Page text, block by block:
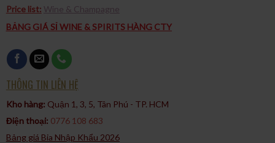
Price list: Wine & Champagne
BẢNG GIÁ SỈ WINE & SPIRITS HÀNG CTY
THÔNG TIN LIÊN HỆ
Kho hàng: Quận 1, 3, 5, Tân Phú - TP. HCM​
Điện thoại: 0776 108 683
Bảng giá Bia Nhập Khẩu 2026